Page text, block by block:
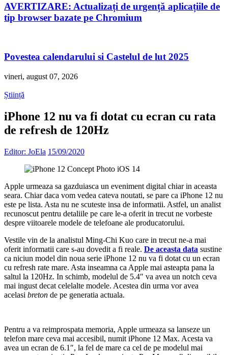
AVERTIZARE: Actualizați de urgență aplicațiile de
tip browser bazate pe Chromium
Povestea calendarului si Castelul de lut 2025
vineri, august 07, 2026
Știință
iPhone 12 nu va fi dotat cu ecran cu rata
de refresh de 120Hz
Editor: JoEla 15/09/2020
Apple urmeaza sa gazduiasca un eveniment digital chiar in aceasta
seara. Chiar daca vom vedea cateva noutati, se pare ca iPhone 12 nu
este pe lista. Asta nu ne scuteste insa de informatii. Astfel, un analist
recunoscut pentru detaliile pe care le-a oferit in trecut ne vorbeste
despre viitoarele modele de telefoane ale producatorului.
Vestile vin de la analistul Ming-Chi Kuo care in trecut ne-a mai
oferit informatii care s-au dovedit a fi reale. De aceasta data sustine
ca niciun model din noua serie iPhone 12 nu va fi dotat cu un ecran
cu refresh rate mare. Asta inseamna ca Apple mai asteapta pana la
saltul la 120Hz. In schimb, modelul de 5.4″ va avea un notch ceva
mai ingust decat celelalte modele. Acestea din urma vor avea
acelasi breton de pe generatia actuala.
Pentru a va reimprospata memoria, Apple urmeaza sa lanseze un
telefon mare ceva mai accesibil, numit iPhone 12 Max. Acesta va
avea un ecran de 6.1″, la fel de mare ca cel de pe modelul mai